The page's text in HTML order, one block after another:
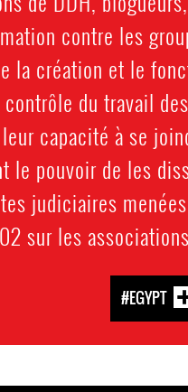
contre les
la création et le
du travail
capacité à se
le pouvoir de les
judiciaires
sur les
#EGYPT